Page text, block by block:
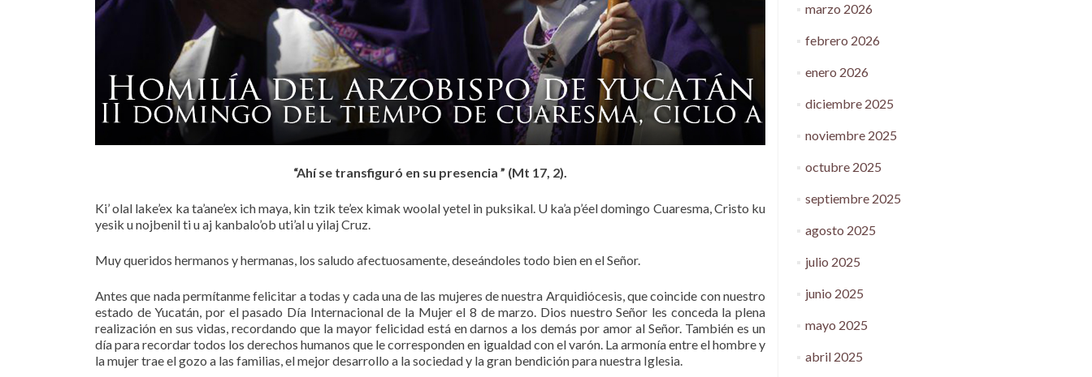
“Ahí se transfiguró en su presencia ” (Mt 17, 2).
Ki’ olal lake’ex ka ta’ane’ex ich maya, kin tzik te’ex kimak woolal yetel in puksikal. U ka’a p’éel domingo Cuaresma, Cristo ku
yesik u nojbenil ti u aj kanbalo’ob uti’al u yilaj Cruz.
Muy queridos hermanos y hermanas, los saludo afectuosamente, deseándoles todo bien en el Señor.
Antes que nada permítanme felicitar a todas y cada una de las mujeres de nuestra Arquidiócesis, que coincide con nuestro
estado de Yucatán, por el pasado Día Internacional de la Mujer el 8 de marzo. Dios nuestro Señor les conceda la plena
realización en sus vidas, recordando que la mayor felicidad está en darnos a los demás por amor al Señor. También es un
día para recordar todos los derechos humanos que le corresponden en igualdad con el varón. La armonía entre el hombre y
la mujer trae el gozo a las familias, el mejor desarrollo a la sociedad y la gran bendición para nuestra Iglesia.
marzo 2026
febrero 2026
enero 2026
diciembre 2025
noviembre 2025
octubre 2025
septiembre 2025
agosto 2025
julio 2025
junio 2025
mayo 2025
abril 2025